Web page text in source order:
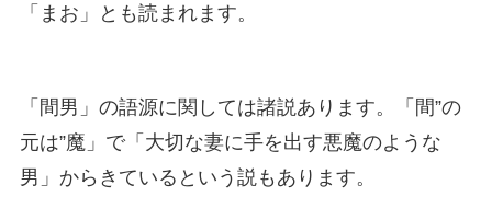
「まお」とも読まれます。
「間男」の語源に関しては諸説あります。「間”の
元は”魔」で「大切な妻に手を出す悪魔のような
男」からきているという説もあります。